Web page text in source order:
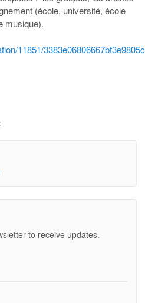
(école, université, école
musique).
11851/
to receive updates.